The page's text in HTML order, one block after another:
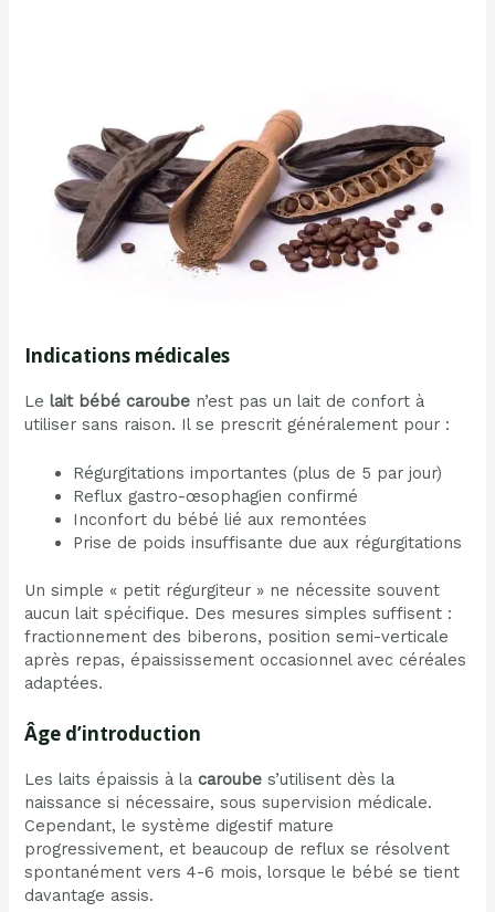
Indications médicales
Le lait bébé caroube n’est pas un lait de confort à
utiliser sans raison. Il se prescrit généralement pour :
Régurgitations importantes (plus de 5 par jour)
Reflux gastro-œsophagien confirmé
Inconfort du bébé lié aux remontées
Prise de poids insuffisante due aux régurgitations
Un simple « petit régurgiteur » ne nécessite souvent
aucun lait spécifique. Des mesures simples suffisent :
fractionnement des biberons, position semi-verticale
après repas, épaississement occasionnel avec céréales
adaptées.
Âge d’introduction
Les laits épaissis à lacaroube s’utilisent dès la
naissance si nécessaire, sous supervision médicale.
Cependant, le système digestif mature
progressivement, et beaucoup de reflux se résolvent
spontanément vers 4-6 mois, lorsque le bébé se tient
davantage assis.